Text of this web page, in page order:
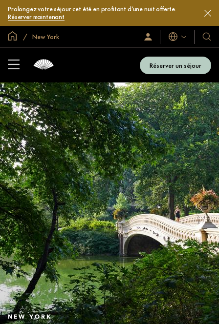
Prolongez votre séjour cet été en profitant d’une nuit offerte.
Réserver maintenant
AccueilNew York Identification/Inscription
Langues
Nos
hôtels
et
Réserver un séjour
NEW YORK